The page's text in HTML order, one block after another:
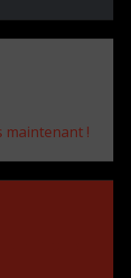
maintenant !